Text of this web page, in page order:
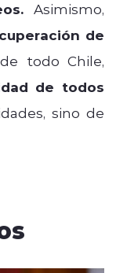
Asimismo,
de
todo Chile,
de todos
sino de